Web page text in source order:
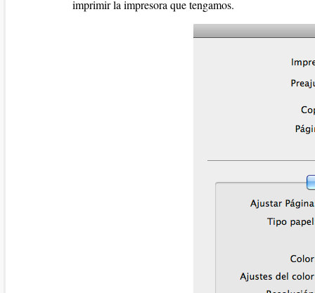
imprimir la impresora que tengamos.